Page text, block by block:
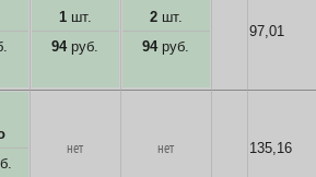
1шт.
94руб.
2шт.
94руб.
97,01
нет нет 135,16